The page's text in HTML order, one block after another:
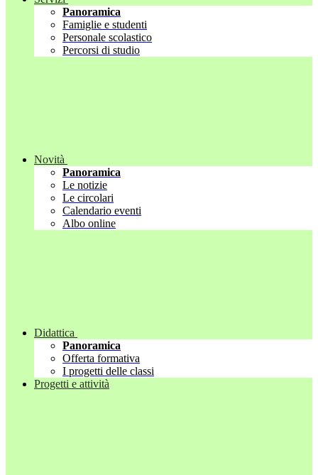
Panoramica
Famiglie e studenti
Personale scolastico
Percorsi di studio
Novità
Panoramica
Le notizie
Le circolari
Calendario eventi
Albo online
Didattica
Panoramica
Offerta formativa
I progetti delle classi
Progetti e attività